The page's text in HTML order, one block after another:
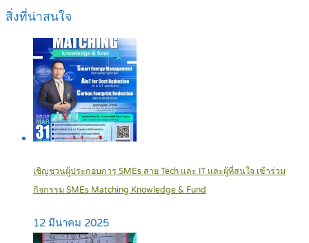
สิ่งที่น่าสนใจ
เชิญชวนผู้ประกอบการ SMEs สาย Tech และ IT และผู้ที่สนใจ เข้าร่วม
กิจกรรม SMEs Matching Knowledge & Fund
12 มีนาคม 2025